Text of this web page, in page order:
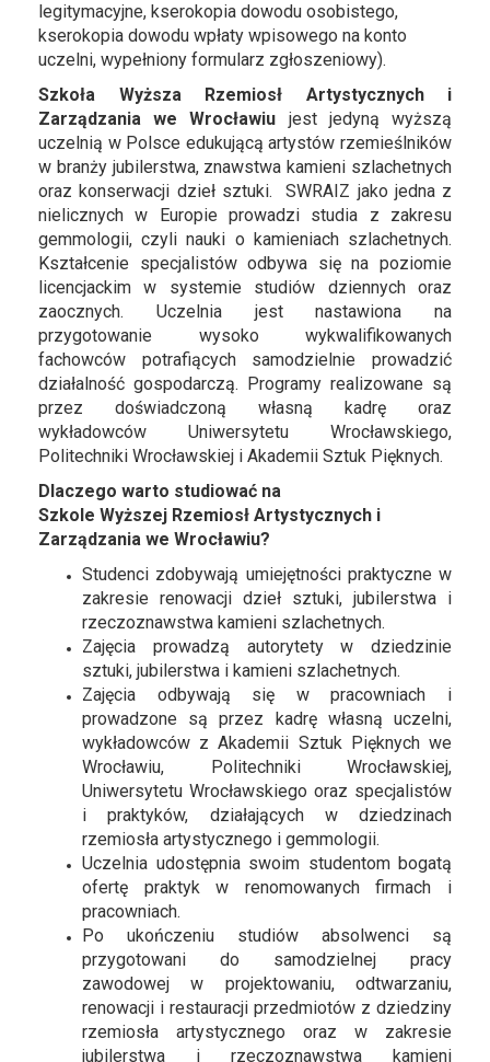
legitymacyjne, kserokopia dowodu osobistego,
kserokopia dowodu wpłaty wpisowego na konto
uczelni, wypełniony formularz zgłoszeniowy).
Szkoła Wyższa Rzemiosł Artystycznych i
Zarządzania we Wrocławiu jest jedyną wyższą
uczelnią w Polsce edukującą artystów rzemieślników
w branży jubilerstwa, znawstwa kamieni szlachetnych
oraz konserwacji dzieł sztuki. SWRAIZ jako jedna z
nielicznych w Europie prowadzi studia z zakresu
gemmologii, czyli nauki o kamieniach szlachetnych.
Kształcenie specjalistów odbywa się na poziomie
licencjackim w systemie studiów dziennych oraz
zaocznych. Uczelnia jest nastawiona na
przygotowanie wysoko wykwalifikowanych
fachowców potrafiących samodzielnie prowadzić
działalność gospodarczą. Programy realizowane są
przez doświadczoną własną kadrę oraz
wykładowców Uniwersytetu Wrocławskiego,
Politechniki Wrocławskiej i Akademii Sztuk Pięknych.
Dlaczego warto studiować na
Szkole Wyższej Rzemiosł Artystycznych i
Zarządzania we Wrocławiu?
Studenci zdobywają umiejętności praktyczne w
zakresie renowacji dzieł sztuki, jubilerstwa i
rzeczoznawstwa kamieni szlachetnych.
Zajęcia prowadzą autorytety w dziedzinie
sztuki, jubilerstwa i kamieni szlachetnych.
Zajęcia odbywają się w pracowniach i
prowadzone są przez kadrę własną uczelni,
wykładowców z Akademii Sztuk Pięknych we
Wrocławiu, Politechniki Wrocławskiej,
Uniwersytetu Wrocławskiego oraz specjalistów
i praktyków, działających w dziedzinach
rzemiosła artystycznego i gemmologii.
Uczelnia udostępnia swoim studentom bogatą
ofertę praktyk w renomowanych firmach i
pracowniach.
Po ukończeniu studiów absolwenci są
przygotowani do samodzielnej pracy
zawodowej w projektowaniu, odtwarzaniu,
renowacji i restauracji przedmiotów z dziedziny
rzemiosła artystycznego oraz w zakresie
jubilerstwa i rzeczoznawstwa kamieni